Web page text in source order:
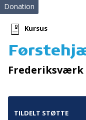
Donation
Kursus
Frederiksværk
TILDELT STØTTE